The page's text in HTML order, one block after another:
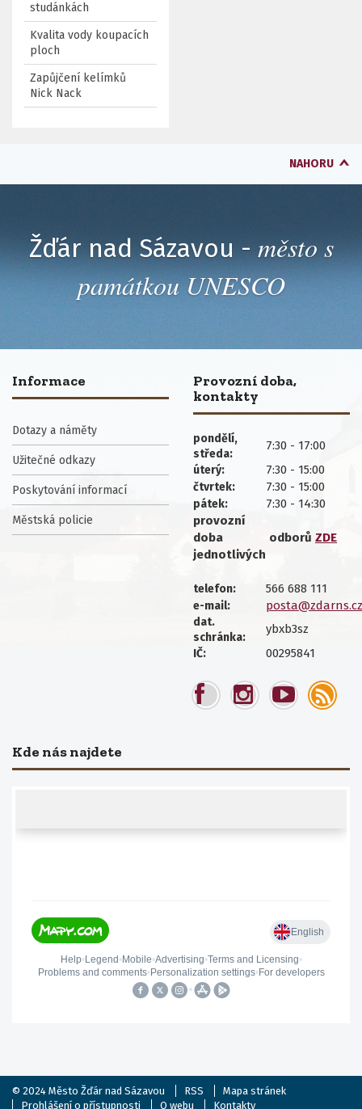
studánkách
Kvalita vody koupacích
ploch
Zapůjčení kelímků
Nick Nack
NAHORU
Žďár nad Sázavou - město s
památkou UNESCO
Informace
Dotazy a náměty
Užitečné odkazy
Poskytování informací
Městská policie
Provozní doba,
kontakty
pondělí,
středa:
7:30 - 17:00
úterý: 7:30 - 15:00
čtvrtek: 7:30 - 15:00
pátek:
7:30 - 14:30
provozní
doba
jednotlivých
odborů ZDE
telefon: 566 688 111
e-mail: posta@zdarns.cz
dat.
schránka:
ybxb3sz
IČ: 00295841
Kde nás najdete
© 2024 Město Žďár nad Sázavou RSS
Mapa stránek
Prohlášení o přístupnosti
O webu Kontakty